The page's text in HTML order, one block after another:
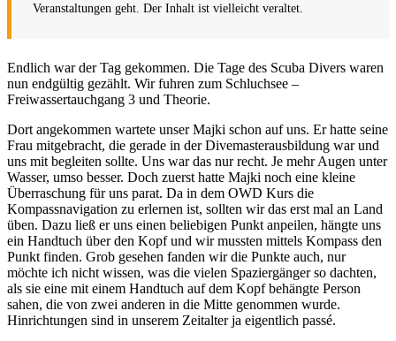
Veranstaltungen geht. Der Inhalt ist vielleicht veraltet.
Endlich war der Tag gekommen. Die Tage des Scuba Divers waren
nun endgültig gezählt. Wir fuhren zum Schluchsee –
Freiwassertauchgang 3 und Theorie.
Dort angekommen wartete unser Majki schon auf uns. Er hatte seine
Frau mitgebracht, die gerade in der Divemasterausbildung war und
uns mit begleiten sollte. Uns war das nur recht. Je mehr Augen unter
Wasser, umso besser. Doch zuerst hatte Majki noch eine kleine
Überraschung für uns parat. Da in dem OWD Kurs die
Kompassnavigation zu erlernen ist, sollten wir das erst mal an Land
üben. Dazu ließ er uns einen beliebigen Punkt anpeilen, hängte uns
ein Handtuch über den Kopf und wir mussten mittels Kompass den
Punkt finden. Grob gesehen fanden wir die Punkte auch, nur
möchte ich nicht wissen, was die vielen Spaziergänger so dachten,
als sie eine mit einem Handtuch auf dem Kopf behängte Person
sahen, die von zwei anderen in die Mitte genommen wurde.
Hinrichtungen sind in unserem Zeitalter ja eigentlich passé.